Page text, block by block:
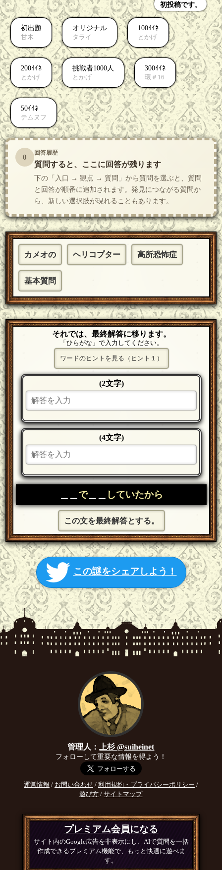
初投稿です。
初出題
甘木
オリジナル
タライ
100ｲｲﾈ
とかげ
200ｲｲﾈ
とかげ
挑戦者1000人
とかげ
300ｲｲﾈ
環＃16
50ｲｲﾈ
テムヌフ
0 回答履歴
質問すると、ここに回答が残ります
下の「入口 → 観点 → 質問」から質問を選ぶと、質問
と回答が順番に追加されます。発見につながる質問か
ら、新しい選択肢が現れることもあります。
カメオの ヘリコプター 高所恐怖症
基本質問
それでは、最終解答に移ります。
「ひらがな」で入力してください。
ワードのヒントを見る（ヒント１）
(2文字)
(4文字)
で＿＿ していたから
この文を最終解答とする。
この謎をシェアしよう！
管理人：上杉 @suiheinet
フォローして重要な情報を得よう！
運営情報 / お問い合わせ/ 利用規約・プライバシーポリシー /
遊び方 /サイトマップ
プレミアム会員になる
サイト内のGoogle広告を非表示にし、AIで質問を一括
作成できるプレミアム機能で、もっと快適に遊べま
す。